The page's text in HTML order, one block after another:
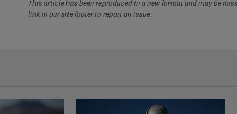
This article has been reproduced in a new format and may be
link in our site footer to report an issue.